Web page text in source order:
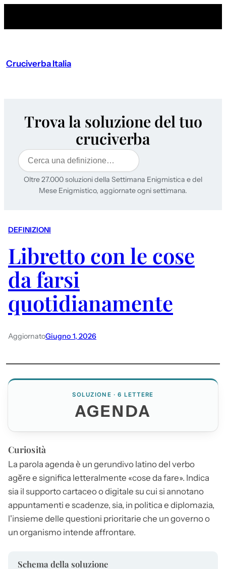
Cruciverba Italia
Trova la soluzione del tuo
cruciverba
Cerca
Oltre 27.000 soluzioni della Settimana Enigmistica e del
Mese Enigmistico, aggiornate ogni settimana.
DEFINIZIONI
Libretto con le cose
da farsi
quotidianamente
AggiornatoGiugno 1, 2026
SOLUZIONE · 6 LETTERE
AGENDA
Curiosità
La parola agenda è un gerundivo latino del verbo
agĕre e significa letteralmente «cose da fare». Indica
sia il supporto cartaceo o digitale su cui si annotano
appuntamenti e scadenze, sia, in politica e diplomazia,
l'insieme delle questioni prioritarie che un governo o
un organismo intende affrontare.
Schema della soluzione